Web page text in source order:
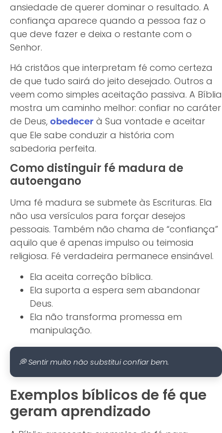
ansiedade de querer dominar o resultado. A
confiança aparece quando a pessoa faz o
que deve fazer e deixa o restante com o
Senhor.
Há cristãos que interpretam fé como certeza
de que tudo sairá do jeito desejado. Outros a
veem como simples aceitação passiva. A Bíblia
mostra um caminho melhor: confiar no caráter
de Deus, obedecer à Sua vontade e aceitar
que Ele sabe conduzir a história com
sabedoria perfeita.
Como distinguir fé madura de
autoengano
Uma fé madura se submete às Escrituras. Ela
não usa versículos para forçar desejos
pessoais. Também não chama de “confiança”
aquilo que é apenas impulso ou teimosia
religiosa. Fé verdadeira permanece ensinável.
Ela aceita correção bíblica.
Ela suporta a espera sem abandonar
Deus.
Ela não transforma promessa em
manipulação.
💭 Sentir muito não substitui confiar bem.
Exemplos bíblicos de fé que
geram aprendizado